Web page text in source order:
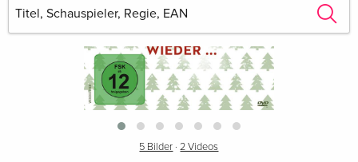
5 Bilder · 2 Videos